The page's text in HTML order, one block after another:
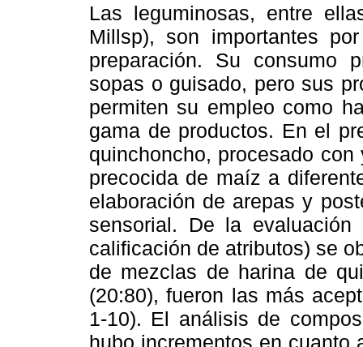
Las leguminosas, entre
Millsp), son importantes
preparación. Su consumo
sopas o guisado, pero sus
permiten su empleo como
gama de productos. En el
quinchoncho, procesado
precocida de maíz a
elaboración de arepas y
sensorial. De la
calificación de atributos) se
de mezclas de harina de
(20:80), fueron las más
1-10). El análisis de
hubo incrementos en cuanto